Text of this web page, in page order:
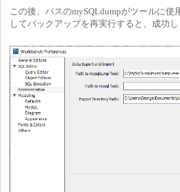
この後、パスのmySQLdumpがツールに使
してバックアップを再実行すると、成功し